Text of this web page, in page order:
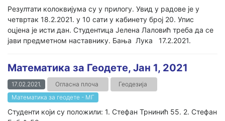
Резултати колоквијума су у прилогу. Увид у радове је у
четвртак 18.2.2021. у 10 сати у кабинету број 20. Упис
оцјена је исти дан. Студентица Јелена Лаловић треба да се
јави предметном наставнику. Бања Лука 17.2.2021.
Математика за Геодете, Јан 1, 2021
17.02.2021. Огласна плоча
Геодезија
Математика за геодете - МГ
Студенти који су положили: 1. Стефан Трнинић 55. 2. Стефан